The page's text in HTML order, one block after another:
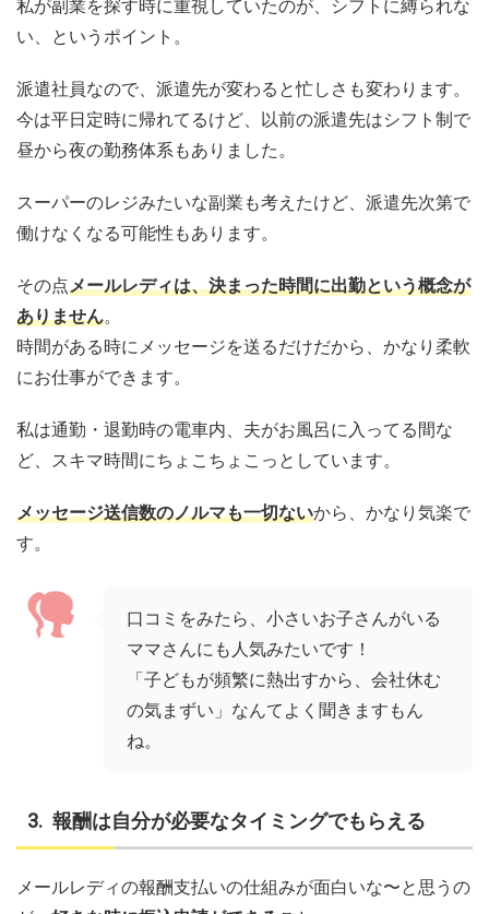
私が副業を探す時に重視していたのが、シフトに縛られな
い、というポイント。
派遣社員なので、派遣先が変わると忙しさも変わります。
今は平日定時に帰れてるけど、以前の派遣先はシフト制で
昼から夜の勤務体系もありました。
スーパーのレジみたいな副業も考えたけど、派遣先次第で
働けなくなる可能性もあります。
その点メールレディは、決まった時間に出勤という概念が
ありません。
時間がある時にメッセージを送るだけだから、かなり柔軟
にお仕事ができます。
私は通勤・退勤時の電車内、夫がお風呂に入ってる間な
ど、スキマ時間にちょこちょこっとしています。
メッセージ送信数のノルマも一切ないから、かなり気楽で
す。
口コミをみたら、小さいお子さんがいる
ママさんにも人気みたいです！
「子どもが頻繁に熱出すから、会社休む
の気まずい」なんてよく聞きますもん
ね。
報酬は自分が必要なタイミングでもらえる
メールレディの報酬支払いの仕組みが面白いな〜と思うの